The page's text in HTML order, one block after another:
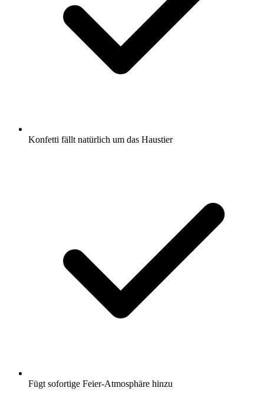
Konfetti fällt natürlich um das Haustier
Fügt sofortige Feier-Atmosphäre hinzu